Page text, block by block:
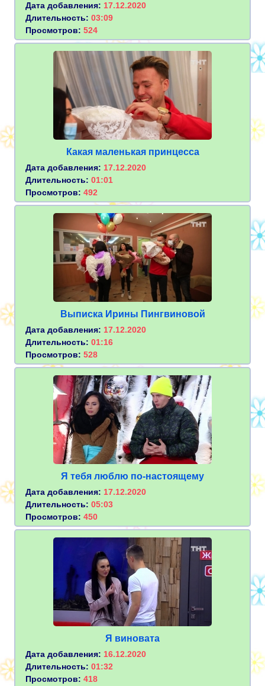
Дата добавления: 17.12.2020
Длительность: 03:09
Просмотров: 524
Какая маленькая принцесса
Дата добавления: 17.12.2020
Длительность: 01:01
Просмотров: 492
Выписка Ирины Пингвиновой
Дата добавления: 17.12.2020
Длительность: 01:16
Просмотров: 528
Я тебя люблю по-настоящему
Дата добавления: 17.12.2020
Длительность: 05:03
Просмотров: 450
Я виновата
Дата добавления: 16.12.2020
Длительность: 01:32
Просмотров: 418